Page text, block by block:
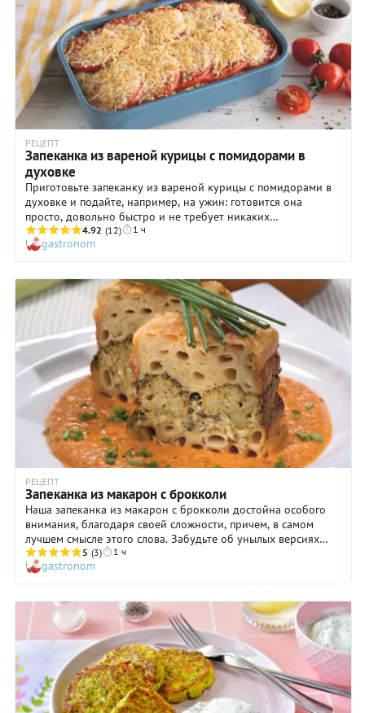
РЕЦЕПТ
Запеканка из вареной курицы с помидорами в
духовке
Приготовьте запеканку из вареной курицы с помидорами в
духовке и подайте, например, на ужин: готовится она
просто, довольно быстро и не требует никаких
дорогостоящих ингредиентов. Удобно! А еще такое блюдо
порадует экономных хозяек, ведь из одной тушки курицы
легко можно получить и первое (отличный бульон), и основу
горячего. Да и ваши близкие будут довольны! Запеканка из
вареной курицы с помидорами, приготовленная в духовке,
получается нежной, вкусной и как-то по-особенному
ассоциируется с домашним уютом и теплом.
4.92 (12) 1 ч
gastronom
РЕЦЕПТ
Запеканка из макарон с брокколи
Наша запеканка из макарон с брокколи достойна особого
внимания, благодаря своей сложности, причем, в самом
лучшем смысле этого слова. Забудьте об унылых версиях
блюда, которые по сей день демонстрируются в бюджетных
столовых! В состав заливки, помимо традиционных в данном
случае яиц, входят сливки, тертый сыр, молотая паприка и
измельченные листочки базилика. Подается же запеканка с
изысканным томатным соусом. Кстати, это блюдо очень
сытное, поэтому его смело можно включить в меню
семейного обеда в выходные. Приготовьте и наслаждайтесь!
5 (3) 1 ч
gastronom